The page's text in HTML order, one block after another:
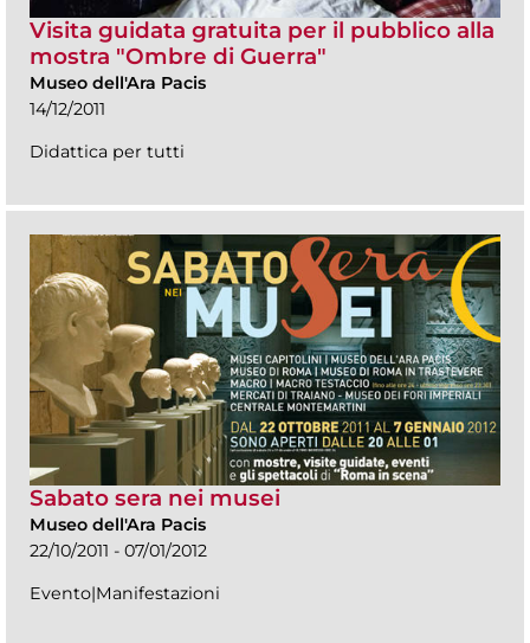
Visita guidata gratuita per il pubblico alla
mostra "Ombre di Guerra"
Museo dell'Ara Pacis
14/12/2011
Didattica per tutti
Sabato sera nei musei
Museo dell'Ara Pacis
22/10/2011 - 07/01/2012
Evento|Manifestazioni